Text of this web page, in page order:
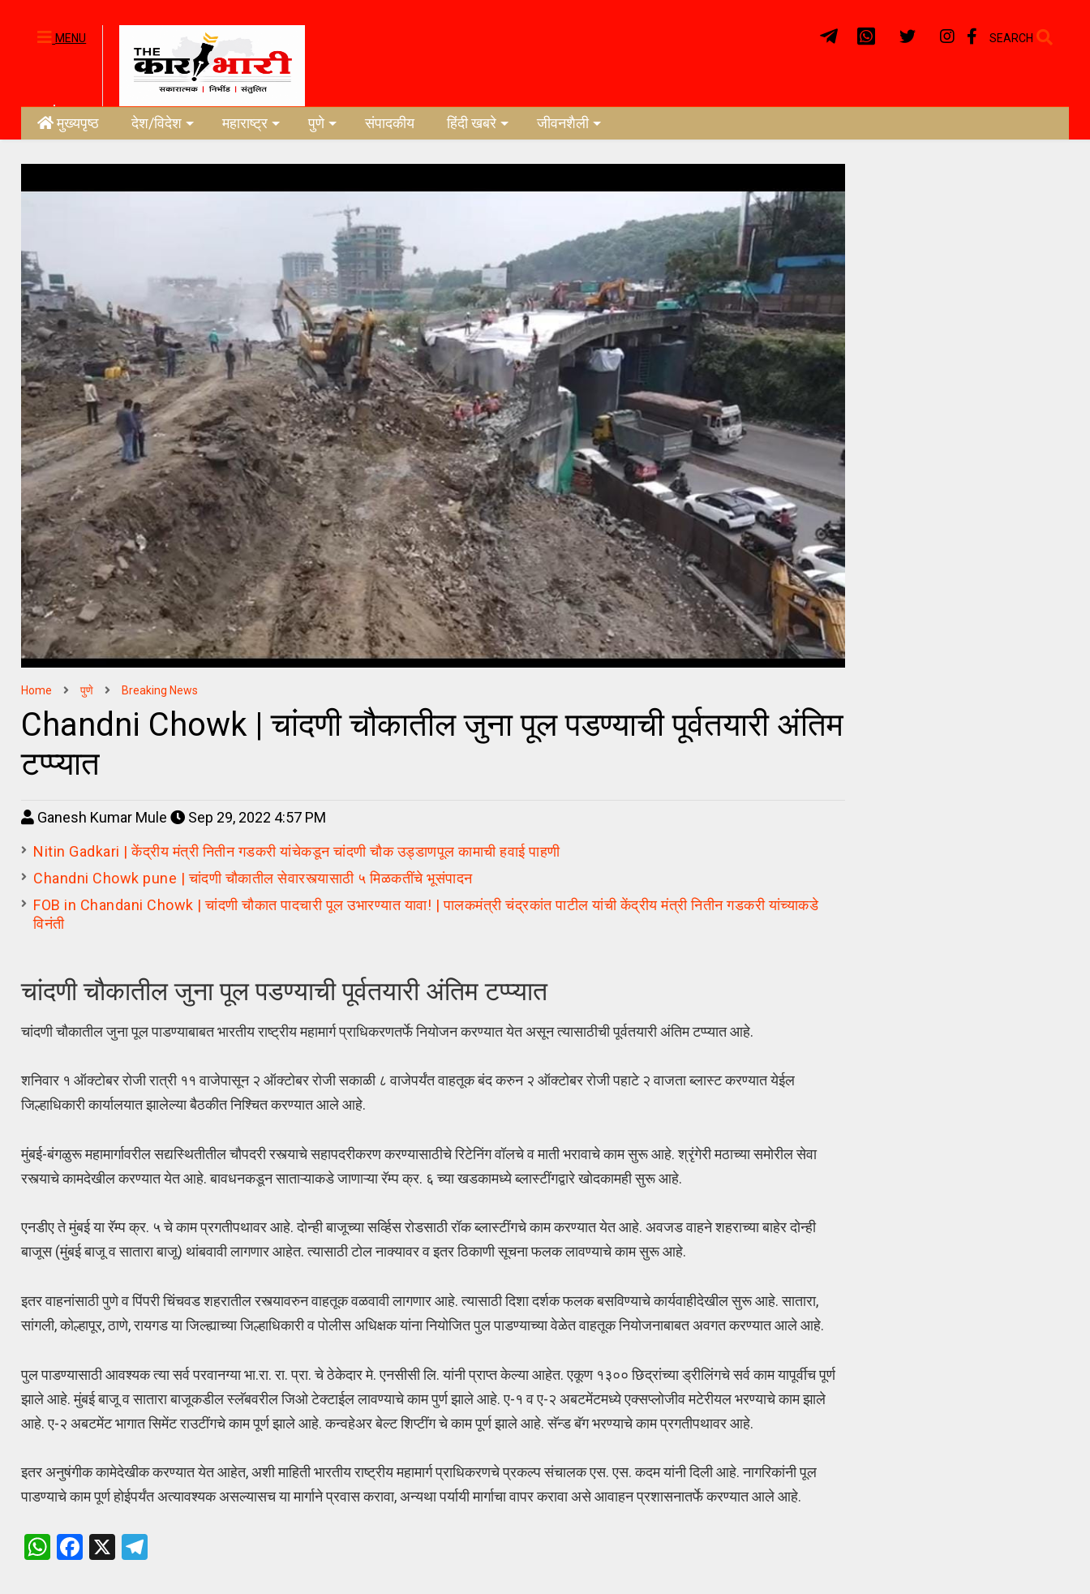
MENU SEARCH
मुख्यपृष्ठ देश/विदेश महाराष्ट्र पुणे संपादकीय हिंदी खबरे जीवनशैली
Home पुणे Breaking News
Chandni Chowk | चांदणी चौकातील जुना पूल पडण्याची पूर्वतयारी अंतिम
टप्प्यात
Ganesh Kumar Mule
Sep 29, 2022 4:57 PM
Nitin Gadkari | केंद्रीय मंत्री नितीन गडकरी यांचेकडून चांदणी चौक उड्डाणपूल कामाची हवाई पाहणी
Chandni Chowk pune | चांदणी चौकातील सेवारस्त्यासाठी ५ मिळकतींचे भूसंपादन
FOB in Chandani Chowk | चांदणी चौकात पादचारी पूल उभारण्यात यावा! | पालकमंत्री चंद्रकांत पाटील यांची केंद्रीय मंत्री नितीन गडकरी यांच्याकडे
विनंती
चांदणी चौकातील जुना पूल पडण्याची पूर्वतयारी अंतिम टप्प्यात
चांदणी चौकातील जुना पूल पाडण्याबाबत भारतीय राष्ट्रीय महामार्ग प्राधिकरणतर्फे नियोजन करण्यात येत असून त्यासाठीची पूर्वतयारी अंतिम टप्प्यात आहे.
शनिवार १ ऑक्टोबर रोजी रात्री ११ वाजेपासून २ ऑक्टोबर रोजी सकाळी ८ वाजेपर्यंत वाहतूक बंद करुन २ ऑक्टोबर रोजी पहाटे २ वाजता ब्लास्ट करण्यात येईल
जिल्हाधिकारी कार्यालयात झालेल्या बैठकीत निश्चित करण्यात आले आहे.
मुंबई-बंगळुरू महामार्गावरील सद्यस्थितीतील चौपदरी रस्त्याचे सहापदरीकरण करण्यासाठीचे रिटेनिंग वॉलचे व माती भरावाचे काम सुरू आहे. श्रृंगेरी मठाच्या समोरील सेवा
रस्त्याचे कामदेखील करण्यात येत आहे. बावधनकडून साताऱ्याकडे जाणाऱ्या रॅम्प क्र. ६ च्या खडकामध्ये ब्लास्टींगद्वारे खोदकामही सुरू आहे.
एनडीए ते मुंबई या रॅम्प क्र. ५ चे काम प्रगतीपथावर आहे. दोन्ही बाजूच्या सर्व्हिस रोडसाठी रॉक ब्लास्टींगचे काम करण्यात येत आहे. अवजड वाहने शहराच्या बाहेर दोन्ही
बाजूस (मुंबई बाजू व सातारा बाजू) थांबवावी लागणार आहेत. त्यासाठी टोल नाक्यावर व इतर ठिकाणी सूचना फलक लावण्याचे काम सुरू आहे.
इतर वाहनांसाठी पुणे व पिंपरी चिंचवड शहरातील रस्त्यावरुन वाहतूक वळवावी लागणार आहे. त्यासाठी दिशा दर्शक फलक बसविण्याचे कार्यवाहीदेखील सुरू आहे. सातारा,
सांगली, कोल्हापूर, ठाणे, रायगड या जिल्ह्याच्या जिल्हाधिकारी व पोलीस अधिक्षक यांना नियोजित पुल पाडण्याच्या वेळेत वाहतूक नियोजनाबाबत अवगत करण्यात आले आहे.
पुल पाडण्यासाठी आवश्यक त्या सर्व परवानग्या भा.रा. रा. प्रा. चे ठेकेदार मे. एनसीसी लि. यांनी प्राप्त केल्या आहेत. एकूण १३०० छिद्रांच्या ड्रीलिंगचे सर्व काम यापूर्वीच पूर्ण
झाले आहे. मुंबई बाजू व सातारा बाजूकडील स्लॅबवरील जिओ टेक्टाईल लावण्याचे काम पुर्ण झाले आहे. ए-१ व ए-२ अबटमेंटमध्ये एक्सप्लोजीव मटेरीयल भरण्याचे काम झाले
आहे. ए-२ अबटमेंट भागात सिमेंट राउटींगचे काम पूर्ण झाले आहे. कन्वहेअर बेल्ट शिप्टींग चे काम पूर्ण झाले आहे. सॅन्ड बॅग भरण्याचे काम प्रगतीपथावर आहे.
इतर अनुषंगीक कामेदेखीक करण्यात येत आहेत, अशी माहिती भारतीय राष्ट्रीय महामार्ग प्राधिकरणचे प्रकल्प संचालक एस. एस. कदम यांनी दिली आहे. नागरिकांनी पूल
पाडण्याचे काम पूर्ण होईपर्यंत अत्यावश्यक असल्यासच या मार्गाने प्रवास करावा, अन्यथा पर्यायी मार्गाचा वापर करावा असे आवाहन प्रशासनातर्फे करण्यात आले आहे.
W F
X